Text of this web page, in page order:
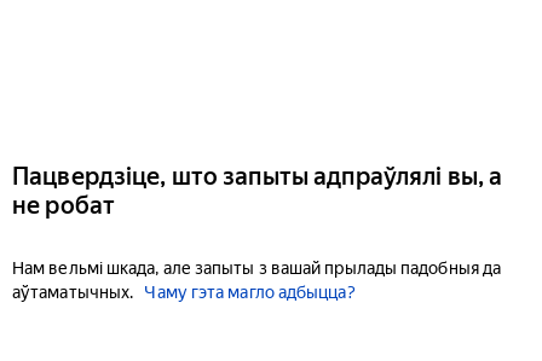
Пацвердзіце, што запыты адпраўлялі вы, а
не робат
Нам вельмі шкада, але запыты з вашай прылады падобныя да
аўтаматычных.
Чаму гэта магло адбыцца?